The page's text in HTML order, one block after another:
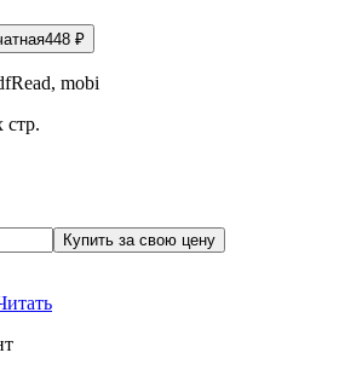
448 ₽
mobi
Купить за свою цену